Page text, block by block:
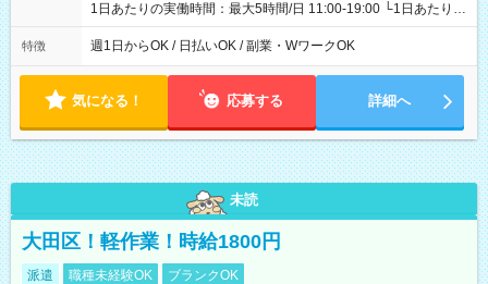
1日あたりの実働時間：最大5時間/日 11:00-19:00 └1日あたりの
実働時間：1-5時間 └上記の時間帯内であれば、いつでも勤務可
能！ └平日・土曜日の中で、お好きな曜日でご勤務いただけま
18:00 などのように、自由な働き方が可能なお仕事です！
特徴 週1日からOK / 日払いOK / 副業・WワークOK
気になる！ 応募する 詳細へ
未読
大田区！軽作業！時給1800円
派遣 職種未経験OK ブランクOK